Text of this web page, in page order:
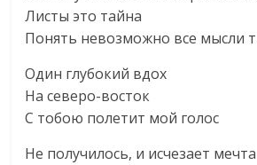
Листы это тайна
Понять невозможно все мысли
Один глубокий вдох
На северо-восток
С тобою полетит мой голос
Не получилось, и исчезает мечта